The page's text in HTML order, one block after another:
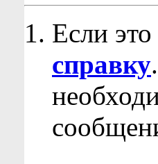
Если
справку